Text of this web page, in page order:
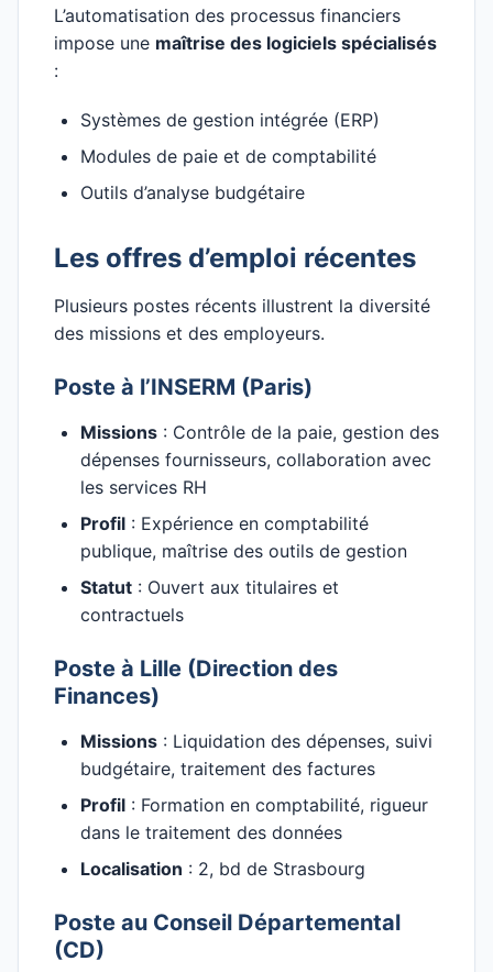
L’automatisation des processus financiers
impose une maîtrise des logiciels spécialisés
:
Systèmes de gestion intégrée (ERP)
Modules de paie et de comptabilité
Outils d’analyse budgétaire
Les offres d’emploi récentes
Plusieurs postes récents illustrent la diversité
des missions et des employeurs.
Poste à l’INSERM (Paris)
Missions : Contrôle de la paie, gestion des
dépenses fournisseurs, collaboration avec
les services RH
Profil : Expérience en comptabilité
publique, maîtrise des outils de gestion
Statut : Ouvert aux titulaires et
contractuels
Poste à Lille (Direction des
Finances)
Missions : Liquidation des dépenses, suivi
budgétaire, traitement des factures
Profil : Formation en comptabilité, rigueur
dans le traitement des données
Localisation : 2, bd de Strasbourg
Poste au Conseil Départemental
(CD)